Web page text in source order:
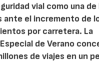
vial como una de
ante el incremento de
por carretera. La
de Verano
de viajes en un